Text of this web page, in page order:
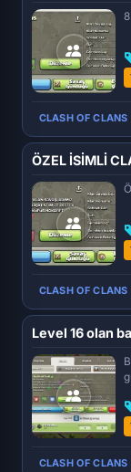
CLASH OF CLANS
ÖZEL İSİMLİ
CLASH OF CLANS
CLASH OF CLANS